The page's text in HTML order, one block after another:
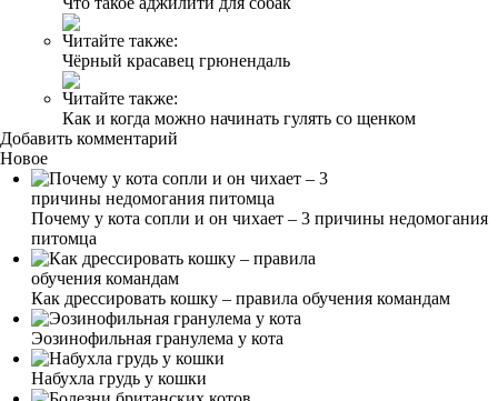
Читайте также:
Чёрный красавец грюнендаль
Читайте также:
Как и когда можно начинать гулять со щенком
Добавить комментарий
Новое
Почему у кота сопли и он чихает – 3 причины недомогания
питомца
Как дрессировать кошку – правила обучения командам
Эозинофильная гранулема у кота
Набухла грудь у кошки